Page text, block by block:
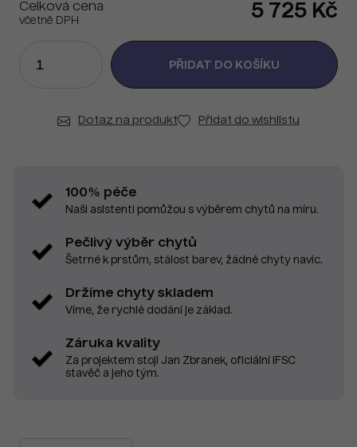
Celková cena
včetně DPH 5 725 Kč
Dotaz na produkt Přidat do wishlistu
100% péče
Naši asistenti pomůžou s výběrem chytů na míru.
Pečlivý výběr chytů
Šetrné k prstům, stálost barev, žádné chyty navíc.
Držíme chyty skladem
Víme, že rychlé dodání je základ.
Záruka kvality
Za projektem stojí Jan Zbranek, oficiální IFSC
stavěč a jeho tým.